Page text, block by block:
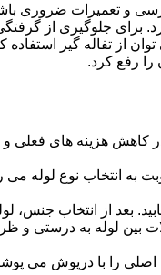
و تعمیرات ضروری
برای جلوگیری از
از تفاله گیر استفاده
را رفع کرد.
هزینه های فعلی و
به انتخاب نوع لوله می
بعد از انتخاب جنس،
بین لوله به درستی و
را با درپوش می